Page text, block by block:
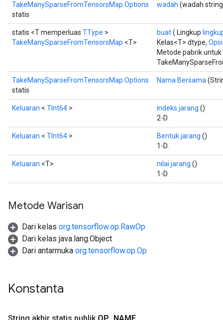
TakeManySparseFromTensorsMap.Options
statis
wadah (wadah
statis <T memperluas TType >
TakeManySparseFromTensorsMap <T>
buat( Lingkup
Kelas<T> dtype,
Metode pabrik
TakeManySparseFromTensorsMap.Options
statis
Nama Bersama
Keluaran < TInt64 > indeks jarang ()
2-D.
Keluaran < TInt64 > Bentuk jarang ()
1-D.
Keluaran <T> nilai jarang ()
1-D.
Metode Warisan
Dari kelas org.tensorflow.op.RawOp
Dari kelas java.lang.Object
Dari antarmuka org.tensorflow.op.Op
Konstanta